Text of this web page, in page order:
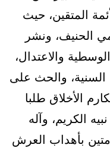
المتقين، حيث
الحنيف، ونشر
والاعتدال،
السنية، والحث على
الأخلاق طلبا
الكريم، وآله
بأهداب العرش